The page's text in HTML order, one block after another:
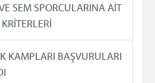
SEM SPORCULARINA AİT
KAMPLARI BAŞVURULARI